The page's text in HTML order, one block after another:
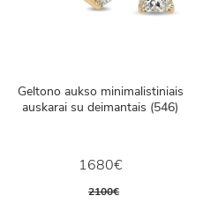
Geltono aukso minimalistiniais
auskarai su deimantais (546)
1680€
2100€